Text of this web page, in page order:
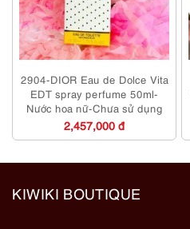
2904-DIOR Eau de Dolce Vita
EDT spray perfume 50ml-
Nước hoa nữ-Chưa sử dụng
2,457,000 đ
KIWIKI BOUTIQUE